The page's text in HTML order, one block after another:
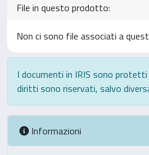
File in questo prodotto:
Non ci sono file associati a
I documenti in IRIS sono
diritti sono riservati, salvo
Informazioni